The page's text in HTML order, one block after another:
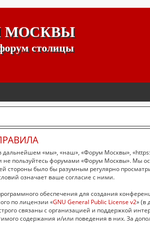
МОСКВЫ
столицы
«мы», «наш», «Форум Москвы»,
не пользуйтесь форумами «Форум Москвы». Мы
стороны было бы разумным регулярно
означает ваше согласие с ними.
обеспечения для создания
по лицензии «GNU General Public License v2» (в
связаны с организацией и поддержкой
содержания и/или поведения в них. За